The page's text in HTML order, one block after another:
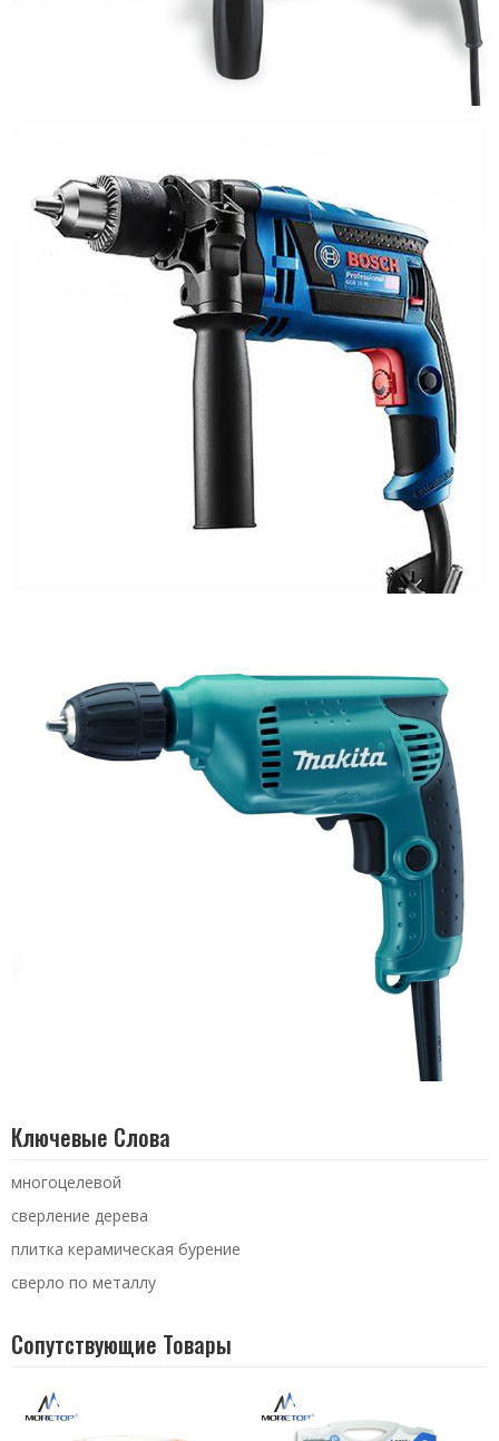
Ключевые Слова
многоцелевой
сверление дерева
плитка керамическая бурение
сверло по металлу
Сопутствующие Товары